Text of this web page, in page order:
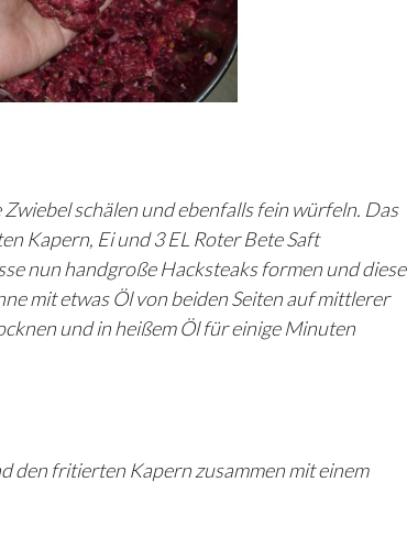
schälen und ebenfalls fein würfeln. Das
Kapern, Ei und 3 EL Roter Bete Saft
nun handgroße Hacksteaks formen und diese
mit etwas Öl von beiden Seiten auf mittlerer
und in heißem Öl für einige Minuten
den fritierten Kapern zusammen mit einem